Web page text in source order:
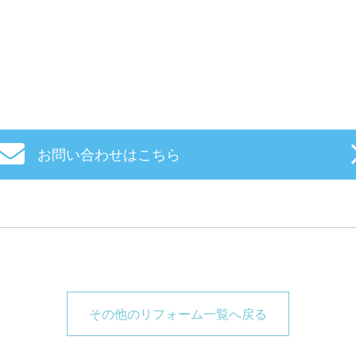
お問い合わせはこちら
その他のリフォーム一覧へ戻る